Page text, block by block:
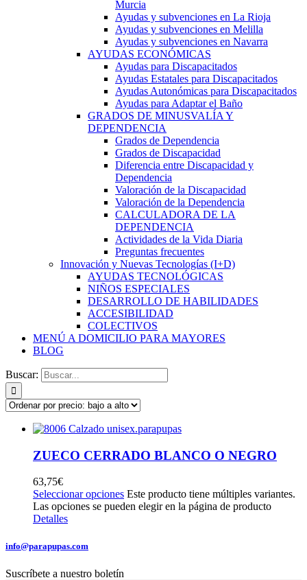
Murcia
Ayudas y subvenciones en La Rioja
Ayudas y subvenciones en Melilla
Ayudas y subvenciones en Navarra
AYUDAS ECONÓMICAS
Ayudas para Discapacitados
Ayudas Estatales para Discapacitados
Ayudas Autonómicas para Discapacitados
Ayudas para Adaptar el Baño
GRADOS DE MINUSVALÍA Y
DEPENDENCIA
Grados de Dependencia
Grados de Discapacidad
Diferencia entre Discapacidad y
Dependencia
Valoración de la Discapacidad
Valoración de la Dependencia
CALCULADORA DE LA
DEPENDENCIA
Actividades de la Vida Diaria
Preguntas frecuentes
Innovación y Nuevas Tecnologías (I+D)
AYUDAS TECNOLÓGICAS
NIÑOS ESPECIALES
DESARROLLO DE HABILIDADES
ACCESIBILIDAD
COLECTIVOS
MENÚ A DOMICILIO PARA MAYORES
BLOG
Buscar:
ZUECO CERRADO BLANCO O NEGRO
63,75€
Seleccionar opciones Este producto tiene múltiples variantes.
Las opciones se pueden elegir en la página de producto
Detalles
info@parapupas.com
Suscríbete a nuestro boletín